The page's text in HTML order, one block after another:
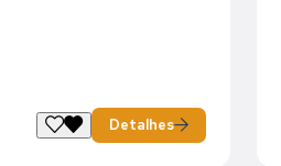
Detalhes